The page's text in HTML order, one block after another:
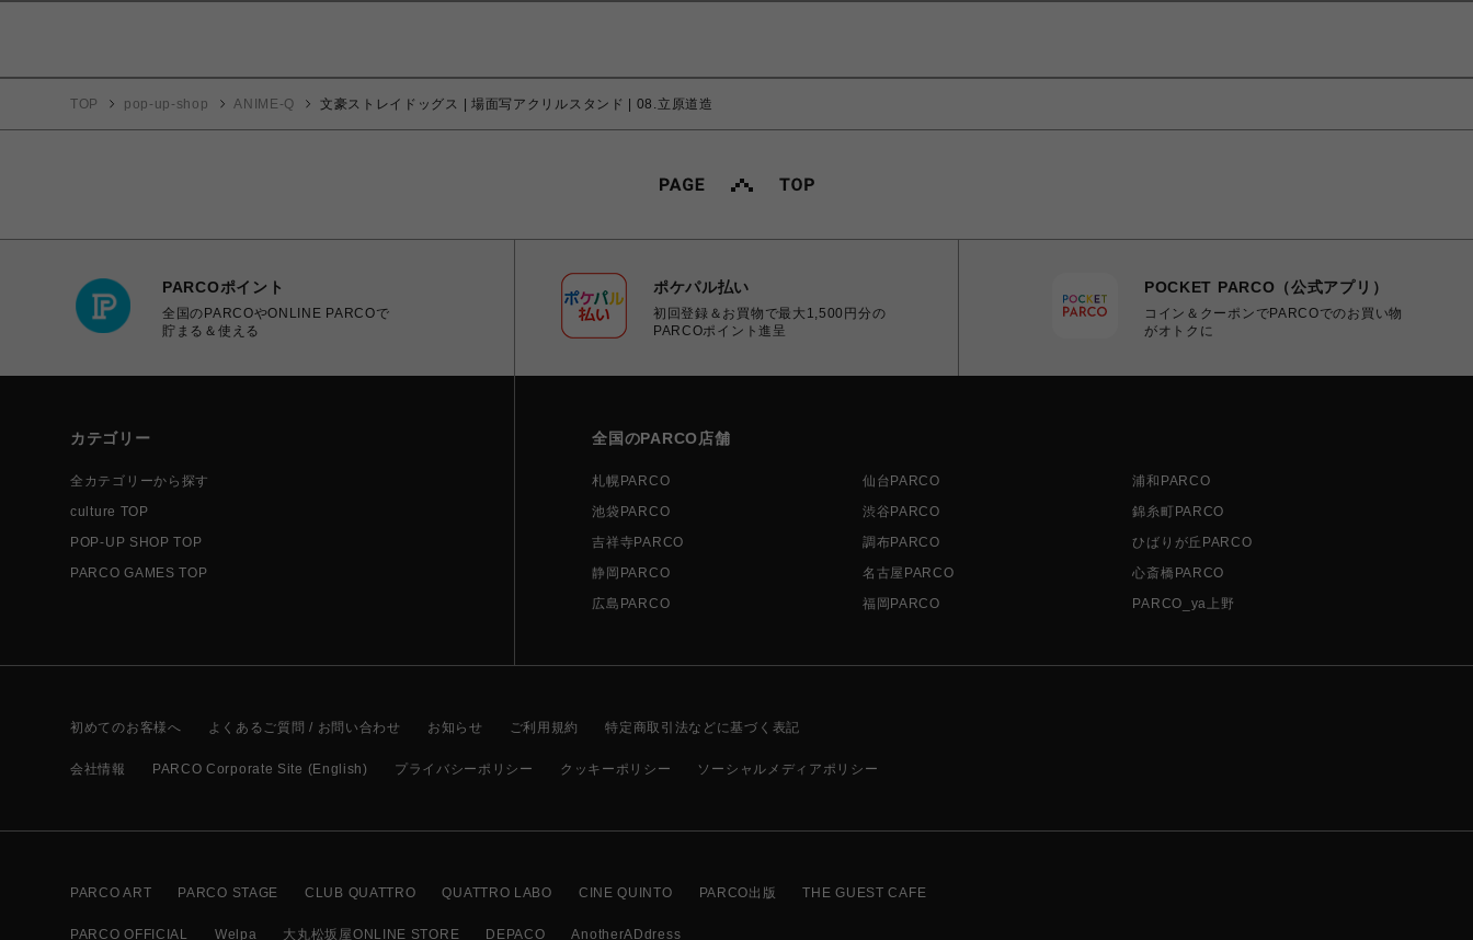
TOP pop-up-shop ANIME-Q 文豪ストレイドッグス | 場面写アクリルスタンド | 08.立原道造
PARCOポイント
全国のPARCOやONLINE PARCOで
貯まる＆使える
ポケパル払い
初回登録＆お買物で最大1,500円分の
PARCOポイント進呈
POCKET PARCO（公式アプリ）
コイン＆クーポンでPARCOでのお買い物
がオトクに
カテゴリー
全カテゴリーから探す
culture TOP
POP-UP SHOP TOP
PARCO GAMES TOP
全国のPARCO店舗
札幌PARCO 仙台PARCO
浦和PARCO
池袋PARCO
渋谷PARCO
錦糸町PARCO
吉祥寺PARCO
調布PARCO
ひばりが丘PARCO
静岡PARCO
名古屋PARCO
心斎橋PARCO
広島PARCO
福岡PARCO PARCO_ya上野
初めてのお客様へ よくあるご質問 / お問い合わせ お知らせ ご利用規約 特定商取引法などに基づく表記
会社情報 PARCO Corporate Site (English) プライバシーポリシー クッキーポリシー ソーシャルメディアポリシー
PARCO ART PARCO STAGE CLUB QUATTRO QUATTRO LABO CINE QUINTO PARCO出版 THE GUEST CAFE
PARCO OFFICIAL Welpa 大丸松坂屋ONLINE STORE DEPACO AnotherADdress